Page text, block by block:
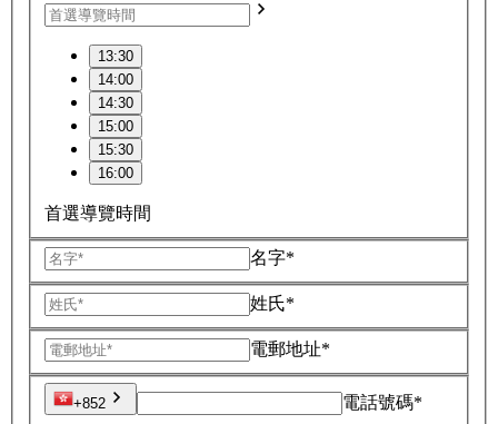
13:30
14:00
14:30
15:00
15:30
16:00
首選導覽時間
名字*
姓氏*
電郵地址*
+852 電話號碼*